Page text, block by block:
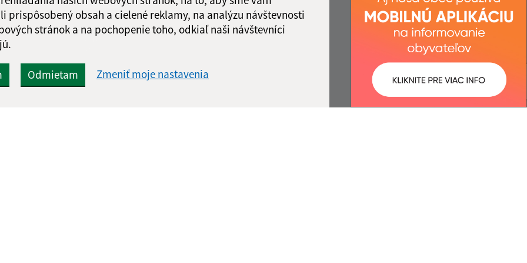
prispôsobený obsah a cielené reklamy, na analýzu návštevnosti
stránok a na pochopenie toho, odkiaľ naši návštevníci
Odmietam Zmeniť moje nastavenia
Google reCaptcha Response
Odoslať